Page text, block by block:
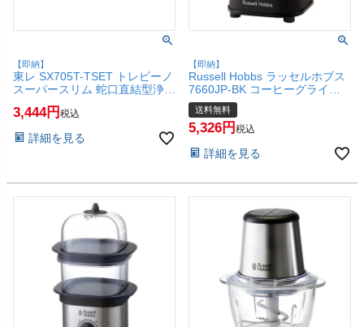
【即納】
東レ SX705T-TSET トレビーノ
スーパースリム 蛇口直結型浄水
705T/STC.TJ 【TORAY】
3,444 税込
詳細を見る
【即納】
Russell Hobbs ラッセルホブス
7660JP-BK コーヒーグライン
ダー マットブラック【電動コー
ヒーミル 電動ミル 】【宅配便
送料無料】(6067670)
送料無料
5,326 税込
詳細を見る